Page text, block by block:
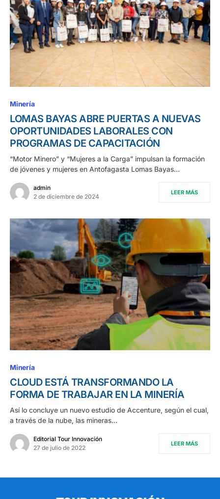
Minería
LOMAS BAYAS ABRE PUERTAS A NUEVAS
OPORTUNIDADES LABORALES CON
PROGRAMAS DE CAPACITACIÓN
“Motor Minero” y “Mujeres a la Carga” impulsan la formación
de jóvenes y mujeres en Antofagasta Lomas Bayas…
admin
2 de diciembre de 2024
LEER MÁS
Minería
CLOUD ESTÁ TRANSFORMANDO LA
FORMA DE TRABAJAR EN LA MINERÍA
Así lo concluye un nuevo estudio de Accenture, según el cual,
a través de la nube, las mineras…
Editorial Tour Innovación
27 de julio de 2022
LEER MÁS